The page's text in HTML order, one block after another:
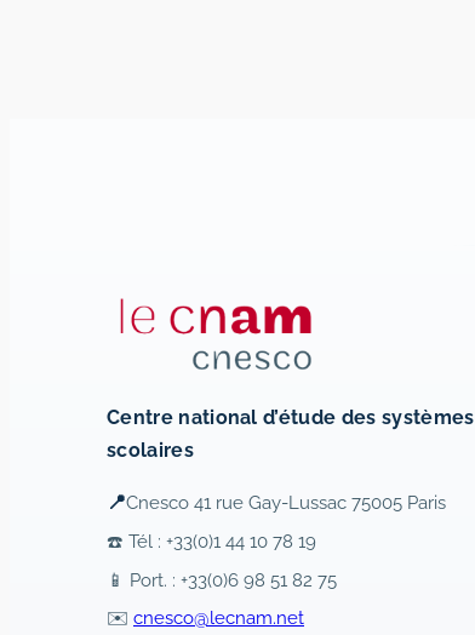
Centre national d’étude des systèmes
scolaires
📍Cnesco 41 rue Gay-Lussac 75005 Paris
☎️ Tél : +33(0)1 44 10 78 19
📱 Port. : +33(0)6 98 51 82 75
✉️ cnesco@lecnam.net